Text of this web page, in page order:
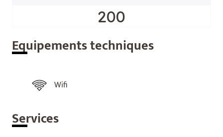
200
Equipements techniques
Wifi
Services